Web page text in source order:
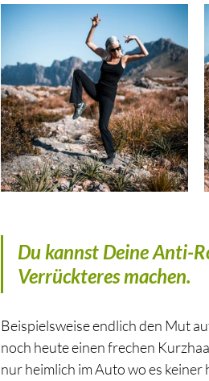
Du kannst Deine Anti-
Verrückteres machen.
Beispielsweise endlich den Mut
noch heute einen frechen
nur heimlich im Auto wo es